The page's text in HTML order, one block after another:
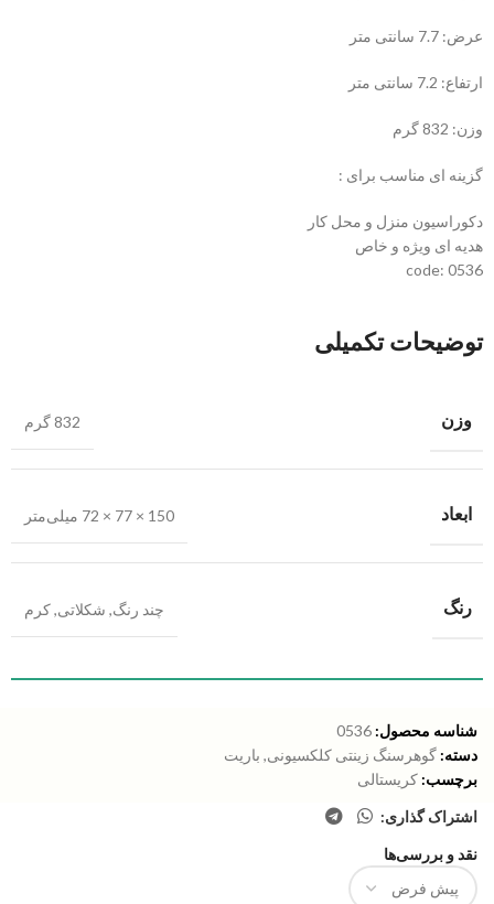
عرض: 7.7 سانتی متر
ارتفاع: 7.2 سانتی متر
وزن: 832 گرم
گزینه ای مناسب برای :
دکوراسیون منزل و محل کار
هدیه ای ویژه و خاص
code: 0536
توضیحات تکمیلی
وزن 832 گرم
ابعاد 150 × 77 × 72 میلی‌متر
رنگ چند رنگ, شکلاتی,کرم
شناسه محصول: 0536
دسته: گوهرسنگ زینتی کلکسیونی, باریت
برچسب: کریستالی
اشتراک گذاری:
نقد و بررسی‌ها